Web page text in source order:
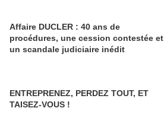
Affaire DUCLER : 40 ans de
procédures, une cession contestée et
un scandale judiciaire inédit
ENTREPRENEZ, PERDEZ TOUT, ET
TAISEZ-VOUS !